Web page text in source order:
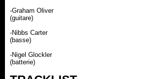
-Graham Oliver
(guitare)
-Nibbs Carter
(basse)
-Nigel Glockler
(batterie)